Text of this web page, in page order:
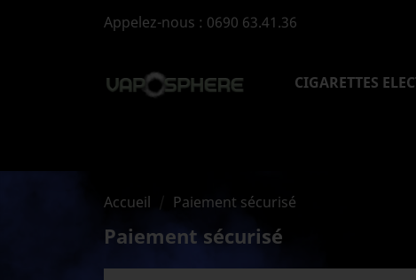
Appelez-nous : 0690 63.41.36
CIGARETTES
Accueil Paiement sécurisé
Paiement sécurisé